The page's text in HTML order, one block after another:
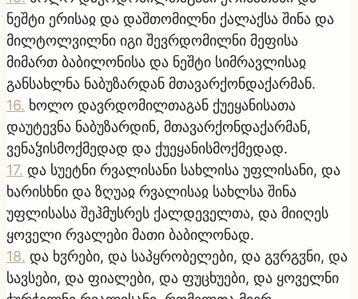
ნეშტი ერისაჲ და დაშთომილნი ქალაქსა შინა და
მილტოლვილნი იგი შევრდომილნი მეფისა
მიმართ ბაბილონისა და ნეშტი სიმრავლისაჲ
განსახლნა ნაბუზარდან მთავარქონდაქარმან.
16. ხოლო დავრდომილთაგან ქუეყანისათა
დაუტევნა ნაბუზარდინ, მთავარქონდაქარმან,
ვენაჴისმოქმედად და ქუეყანისმოქმედად.
17. და სუეტნი რვალისანი სახლისა უფლისანი, და
ხარისხნი და ზღუაჲ რვალისაჲ სახლსა შინა
უფლისასა შეჰმუსრეს ქალდეველთა, და მიიღეს
ყოველი რვალები მათი ბაბილონად.
18. და ხჳრები, და საპყრობელები, და გჳრგჳნი, და
სავსები, და ფიალები, და ფუცხუები, და ყოველნი